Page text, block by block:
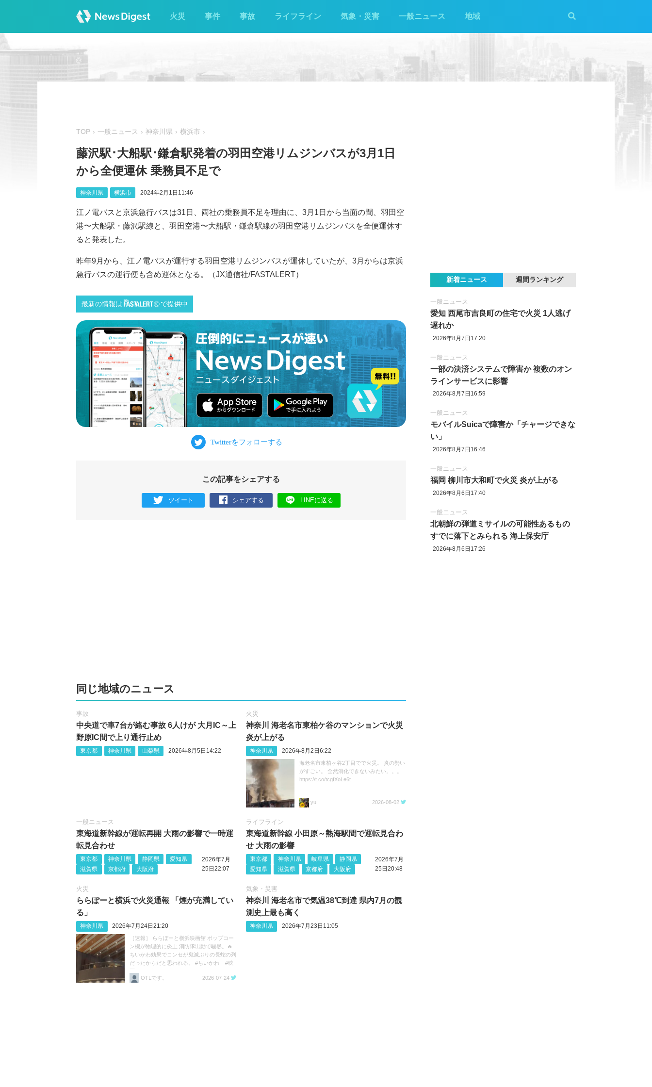
火災 事件 事故 ライフライン 気象・災害 一般ニュース 地域
TOP 一般ニュース 神奈川県 横浜市
藤沢駅‪･‬大船駅‪･‬鎌倉駅発着の羽田空港リムジンバスが3月1日
から全便運休 乗務員不足で
神奈川県 横浜市 2024年2月1日11:46
江ノ電バスと京浜急行バスは31日、両社の乗務員不足を理由に、3月1日から当面の間、羽田空
港〜大船駅・藤沢駅線と、羽田空港〜大船駅・鎌倉駅線の羽田空港リムジンバスを全便運休す
ると発表した。
昨年9月から、江ノ電バスが運行する羽田空港リムジンバスが運休していたが、3月からは京浜
急行バスの運行便も含め運休となる。（JX通信社/FASTALERT）
最新の情報は で提供中
この記事をシェアする
ツイート シェアする LINEに送る
同じ地域のニュース
事故
中央道で車7台が絡む事故 6人けが 大月IC～上
野原IC間で上り通行止め
東京都 神奈川県 山梨県 2026年8月5日14:22
火災
神奈川 海老名市東柏ケ谷のマンションで火災
炎が上がる
神奈川県 2026年8月2日6:22
海老名市東柏ヶ谷2丁目でで火災。 炎の勢い
がすごい。 全然消化できないみたい。。。
https://t.co/tcgfXoLe6t
yu 2026-08-02
一般ニュース
東海道新幹線が運転再開 大雨の影響で一時運
転見合わせ
東京都 神奈川県 静岡県
愛知県
滋賀県
京都府 大阪府
2026年7月
25日22:07
ライフライン
東海道新幹線 小田原～熱海駅間で運転見合わ
せ 大雨の影響
東京都 神奈川県 岐阜県
静岡県
愛知県
滋賀県 京都府 大阪府
2026年7月
25日20:48
火災
ららぽーと横浜で火災通報 「煙が充満してい
る」
神奈川県 2026年7月24日21:20
［速報］ ららぽーと横浜映画館 ポップコー
ン機が物理的に炎上 消防隊出動で騒然。🔥
ちいかわ効果でコンセが鬼滅ぶりの長蛇の列
だったからだと思われる。 #ちいかわ #映
OTLです。
2026-07-24
気象・災害
神奈川 海老名市で気温38℃到達 県内7月の観
測史上最も高く
神奈川県 2026年7月23日11:05
新着ニュース 週間ランキング
一般ニュース
愛知 西尾市吉良町の住宅で火災 1人逃げ
遅れか
2026年8月7日17:20
一般ニュース
一部の決済システムで障害か 複数のオン
ラインサービスに影響
2026年8月7日16:59
一般ニュース
モバイルSuicaで障害か「チャージできな
い」
2026年8月7日16:46
一般ニュース
福岡 柳川市大和町で火災 炎が上がる
2026年8月6日17:40
一般ニュース
北朝鮮の弾道ミサイルの可能性あるもの
すでに落下とみられる 海上保安庁
2026年8月6日17:26